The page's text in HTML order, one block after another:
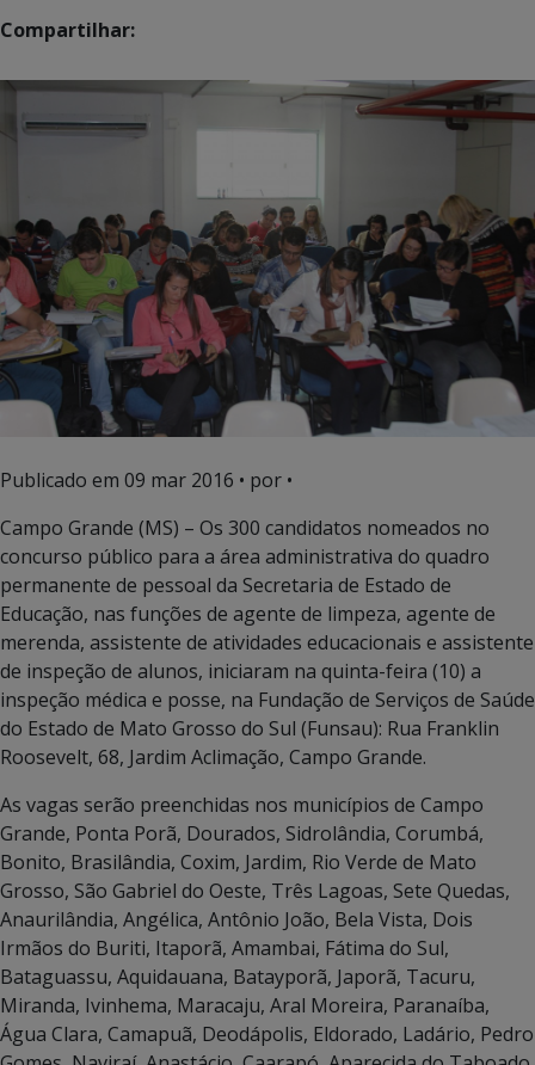
Compartilhar:
Publicado em 09 mar 2016 • por •
Campo Grande (MS) – Os 300 candidatos nomeados no
concurso público para a área administrativa do quadro
permanente de pessoal da Secretaria de Estado de
Educação, nas funções de agente de limpeza, agente de
merenda, assistente de atividades educacionais e assistente
de inspeção de alunos, iniciaram na quinta-feira (10) a
inspeção médica e posse, na Fundação de Serviços de Saúde
do Estado de Mato Grosso do Sul (Funsau): Rua Franklin
Roosevelt, 68, Jardim Aclimação, Campo Grande.
As vagas serão preenchidas nos municípios de Campo
Grande, Ponta Porã, Dourados, Sidrolândia, Corumbá,
Bonito, Brasilândia, Coxim, Jardim, Rio Verde de Mato
Grosso, São Gabriel do Oeste, Três Lagoas, Sete Quedas,
Anaurilândia, Angélica, Antônio João, Bela Vista, Dois
Irmãos do Buriti, Itaporã, Amambai, Fátima do Sul,
Bataguassu, Aquidauana, Batayporã, Japorã, Tacuru,
Miranda, Ivinhema, Maracaju, Aral Moreira, Paranaíba,
Água Clara, Camapuã, Deodápolis, Eldorado, Ladário, Pedro